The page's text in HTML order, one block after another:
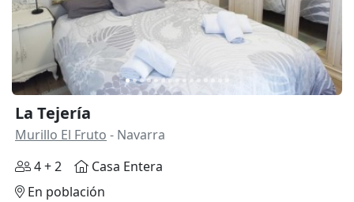
La Tejería
Murillo El Fruto - Navarra
4 + 2
Casa Entera
En población